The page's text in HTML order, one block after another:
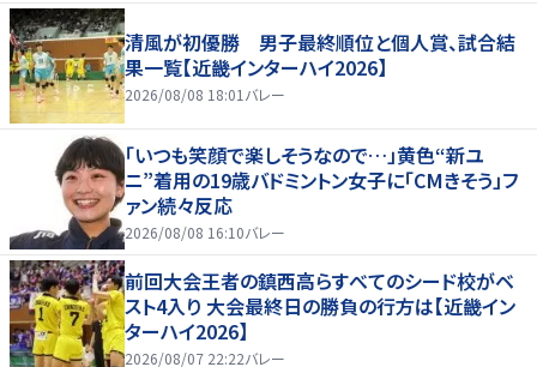
清風が初優勝 男子最終順位と個人賞、試合結
果一覧【近畿インターハイ2026】
2026/08/08 18:01 バレー
「いつも笑顔で楽しそうなので…」黄色“新ユ
ニ”着用の19歳バドミントン女子に「CMきそう」フ
ァン続々反応
2026/08/08 16:10バレー
前回大会王者の鎮西高らすべてのシード校がベ
スト4入り 大会最終日の勝負の行方は【近畿イン
ターハイ2026】
2026/08/07 22:22バレー